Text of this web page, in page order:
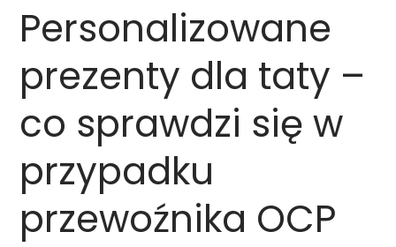
Personalizowane
prezenty dla taty –
co sprawdzi się w
przypadku
przewoźnika OCP